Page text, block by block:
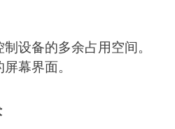
设备的多余占用空间。
幕界面。